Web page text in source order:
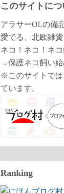
このサイトにつ
アラサーOLの備
愛でる、北欧雑
ネコ！ネコ！ネコ
→保護ネコ飼い始
※このサイトでは
ています。
Ranking